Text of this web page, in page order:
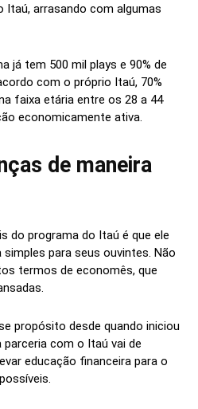
Itaú, arrasando com algumas
já tem 500 mil plays e 90% de
com o próprio Itaú, 70%
faixa etária entre os 28 a 44
economicamente ativa.
de maneira
do programa do Itaú é que ele
para seus ouvintes. Não
termos de economês, que
propósito desde quando iniciou
com o Itaú vai de
educação financeira para o